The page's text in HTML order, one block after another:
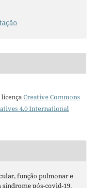
Creative Commons
4.0 International
função pulmonar e
pós-covid-19.